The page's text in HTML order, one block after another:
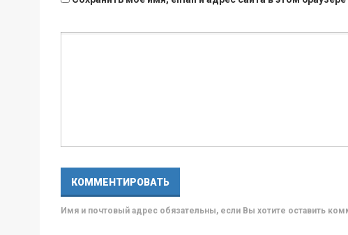
Имя и почтовый адрес обязательны, если Вы хотите оставить